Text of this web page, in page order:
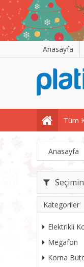
Anasayfa
Tüm
Anasayfa
Kategoriler
Elektrikli
Megafon
Korna